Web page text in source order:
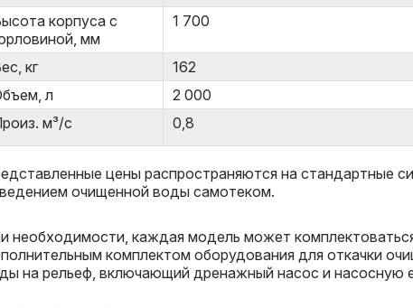
корпуса с
мм
1 700
кг
162
л
2 000
м³/с
0,8
цены распространяются на стандартные
очищенной воды самотеком.
необходимости, каждая модель может
комплектом оборудования для откачки
на рельеф, включающий дренажный насос и насосную